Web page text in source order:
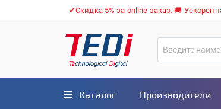
✔Скидка 5% за online заказ. 🚚
Каталог Производители